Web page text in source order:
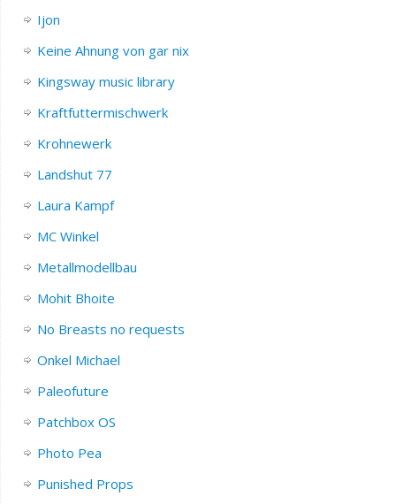
Ijon
Keine Ahnung von gar nix
Kingsway music library
Kraftfuttermischwerk
Krohnewerk
Landshut 77
Laura Kampf
MC Winkel
Metallmodellbau
Mohit Bhoite
No Breasts no requests
Onkel Michael
Paleofuture
Patchbox OS
Photo Pea
Punished Props